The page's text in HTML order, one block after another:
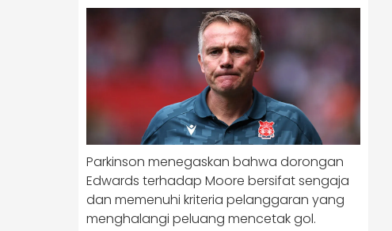
Parkinson menegaskan bahwa dorongan
Edwards terhadap Moore bersifat sengaja
dan memenuhi kriteria pelanggaran yang
menghalangi peluang mencetak gol.